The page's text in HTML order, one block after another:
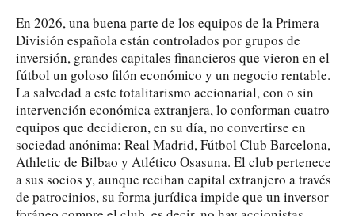
En 2026, una buena parte de los equipos de la Primera
División española están controlados por grupos de
inversión, grandes capitales financieros que vieron en el
fútbol un goloso filón económico y un negocio rentable.
La salvedad a este totalitarismo accionarial, con o sin
intervención económica extranjera, lo conforman cuatro
equipos que decidieron, en su día, no convertirse en
sociedad anónima: Real Madrid, Fútbol Club Barcelona,
Athletic de Bilbao y Atlético Osasuna. El club pertenece
a sus socios y, aunque reciban capital extranjero a través
de patrocinios, su forma jurídica impide que un inversor